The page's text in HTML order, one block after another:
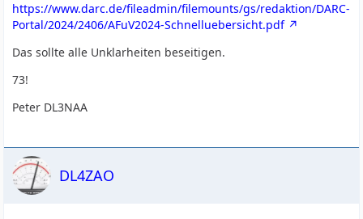
https://www.darc.de/fileadmin/filemounts/gs/redaktion/DARC-
Portal/2024/2406/AFuV2024-Schnelluebersicht.pdf
Das sollte alle Unklarheiten beseitigen.
73!
Peter DL3NAA
DL4ZAO